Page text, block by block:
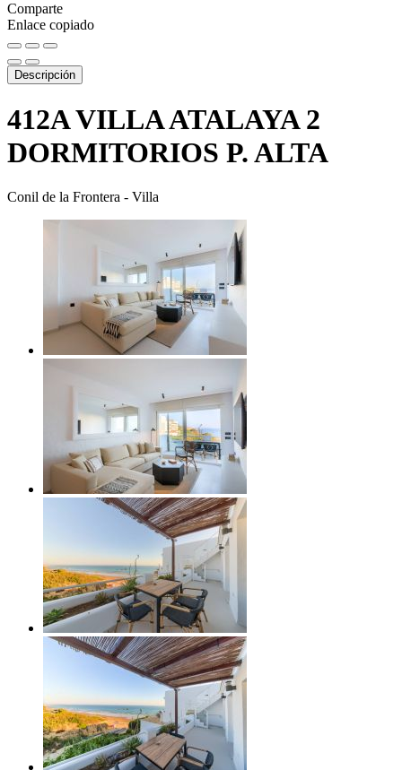
Comparte
Enlace copiado
Descripción
412A VILLA ATALAYA 2
DORMITORIOS P. ALTA
Conil de la Frontera - Villa